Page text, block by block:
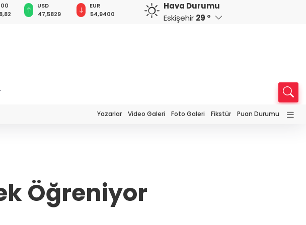
USD
47,5829
54,9400
64,1339
CHF
58,5490
CAD
33,9441
Hava Durumu
Eskişehir 29 °
Yazarlar Video Galeri Foto Galeri Fikstür Puan Durumu
Öğreniyor